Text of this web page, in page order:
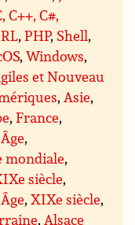
C++, C#,
,PHP, Shell,
,Windows,
et Nouveau
, Asie,
,France,
,
mondiale,
siècle,
,XIXe siècle,
, Alsace